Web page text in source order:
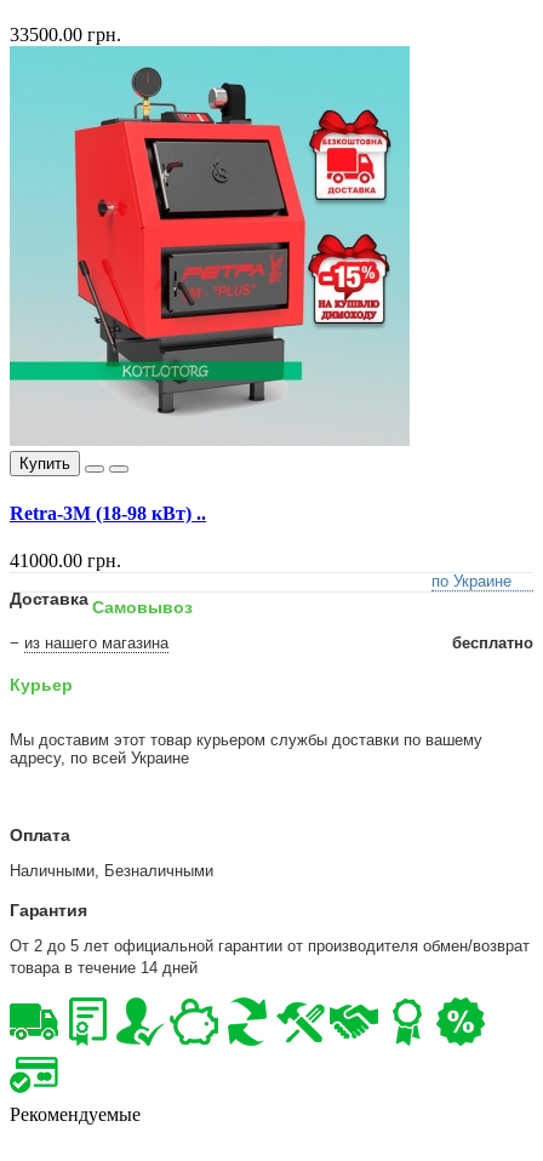
33500.00 грн.
Купить
Retra-3М (18-98 кВт) ..
41000.00 грн.
Доставка
по Украине
Самовывоз
− из нашего магазина бесплатно
Курьер
Мы доставим этот товар курьером службы доставки по вашему
адресу, по всей Украине
Оплата
Наличными, Безналичными
Гарантия
От 2 до 5 лет официальной гарантии от производителя обмен/возврат
товара в течение 14 дней
Рекомендуемые